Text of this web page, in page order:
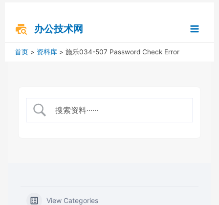
办公技术网
Menu
首页 资料库 施乐034-507 Password Check Error
View Categories